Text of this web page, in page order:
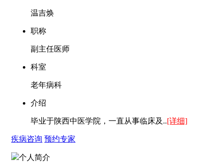
温吉焕
职称
副主任医师
科室
老年病科
介绍
毕业于陕西中医学院，一直从事临床及..[详细]
疾病咨询 预约专家
个人简介